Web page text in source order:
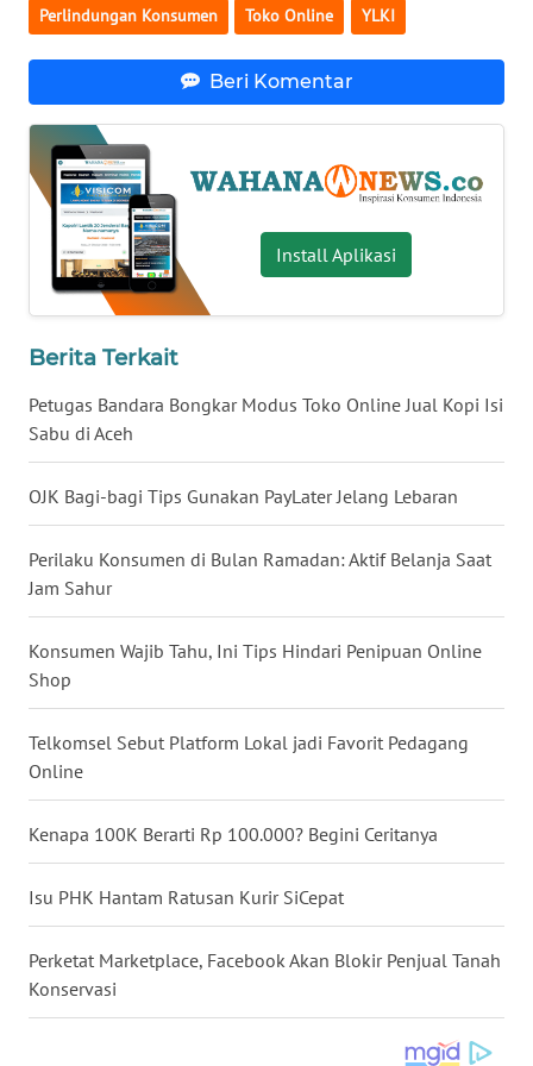
Perlindungan Konsumen Toko Online YLKI
Beri Komentar
Install Aplikasi
Berita Terkait
Petugas Bandara Bongkar Modus Toko Online Jual Kopi Isi
Sabu di Aceh
OJK Bagi-bagi Tips Gunakan PayLater Jelang Lebaran
Perilaku Konsumen di Bulan Ramadan: Aktif Belanja Saat
Jam Sahur
Konsumen Wajib Tahu, Ini Tips Hindari Penipuan Online
Shop
Telkomsel Sebut Platform Lokal jadi Favorit Pedagang
Online
Kenapa 100K Berarti Rp 100.000? Begini Ceritanya
Isu PHK Hantam Ratusan Kurir SiCepat
Perketat Marketplace, Facebook Akan Blokir Penjual Tanah
Konservasi
WN
SERAMBI
WN
JAMBI
WN
SULTRA
SULTENG
SULBAR
WN
BABEL
WN
SUMBAR
WN
SUMSEL
WN